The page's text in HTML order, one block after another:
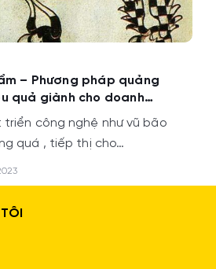
– Phương pháp quảng
quả giành cho doanh
công nghệ như vũ bão
quá , tiếp thị cho…